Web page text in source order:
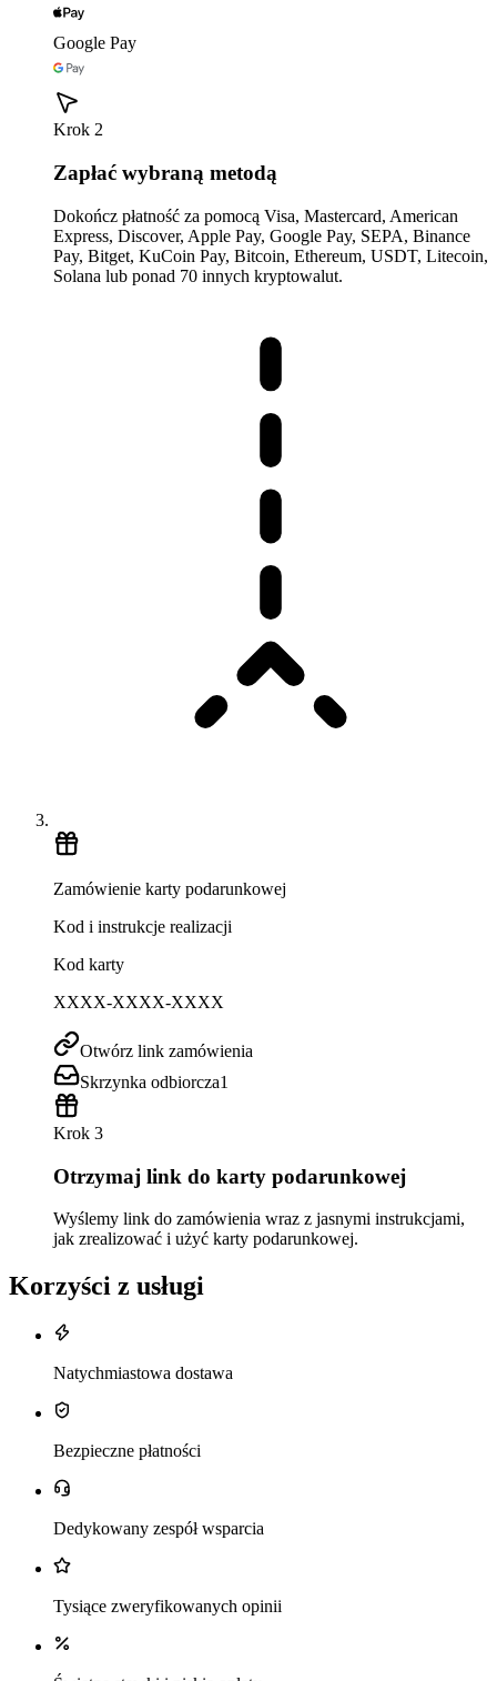
Google Pay
Krok 2
Zapłać wybraną metodą
Dokończ płatność za pomocą Visa, Mastercard, American
Express, Discover, Apple Pay, Google Pay, SEPA, Binance
Pay, Bitget, KuCoin Pay, Bitcoin, Ethereum, USDT, Litecoin,
Solana lub ponad 70 innych kryptowalut.
Zamówienie karty podarunkowej
Kod i instrukcje realizacji
Kod karty
XXXX-XXXX-XXXX
Otwórz link zamówienia
Skrzynka odbiorcza1
Krok 3
Otrzymaj link do karty podarunkowej
Wyślemy link do zamówienia wraz z jasnymi instrukcjami,
jak zrealizować i użyć karty podarunkowej.
Korzyści z usługi
Natychmiastowa dostawa
Bezpieczne płatności
Dedykowany zespół wsparcia
Tysiące zweryfikowanych opinii